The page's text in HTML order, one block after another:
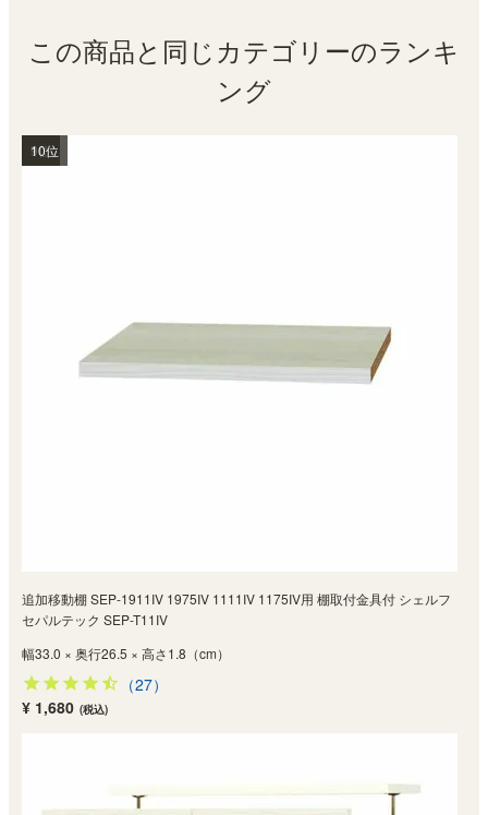
この商品と同じカテゴリーのランキ
ング
追加移動棚 SEP-1911IV 1975IV 1111IV 1175IV用 棚取付金具付 シェルフ
セパルテック SEP-T11IV
1位
幅33.0 × 奥行26.5 × 高さ1.8（cm）
（27）
¥ 1,680 (税込)
2位
3位
4位
5位
6位
7位
8位
9位
10位